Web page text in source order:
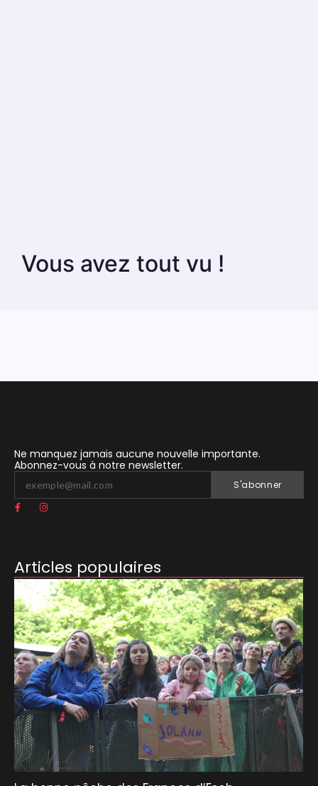
Vous avez tout vu !
Ne manquez jamais aucune nouvelle importante.
Abonnez-vous à notre newsletter.
S'abonner
Articles populaires